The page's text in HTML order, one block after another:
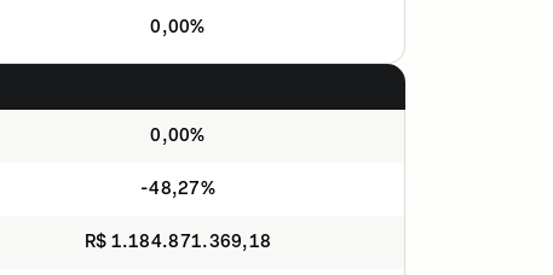
0,00%
0,00%
-48,27%
R$ 1.184.871.369,18